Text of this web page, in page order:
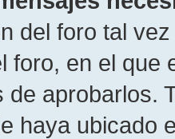
del foro tal
foro, en el
de aprobarlos.
haya ubicado